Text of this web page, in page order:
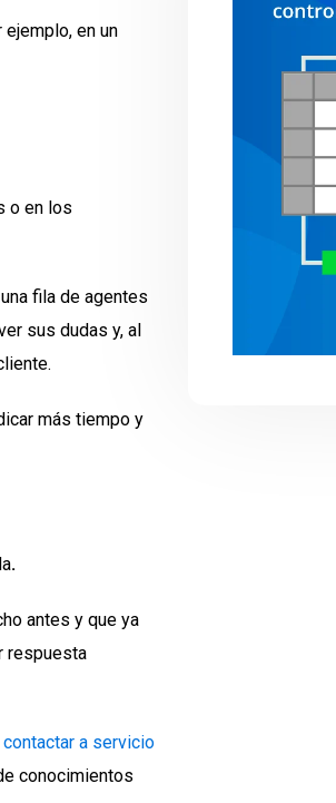
en un
o en los
fila de agentes
sus dudas y, al
más tiempo y
.
antes y que ya
respuesta
a servicio
conocimientos